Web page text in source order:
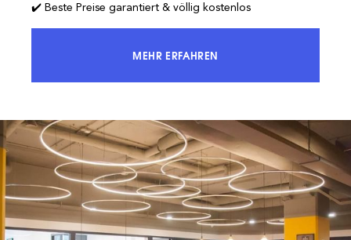
✔️ Beste Preise garantiert & völlig kostenlos
MEHR ERFAHRENERREICHEN SIE 100 % DES